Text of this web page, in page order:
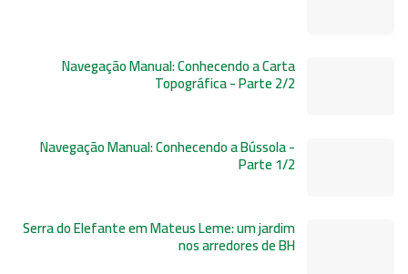
Navegação Manual: Conhecendo a Carta
Topográfica - Parte 2/2
Navegação Manual: Conhecendo a Bússola -
Parte 1/2
Serra do Elefante em Mateus Leme: um jardim
nos arredores de BH